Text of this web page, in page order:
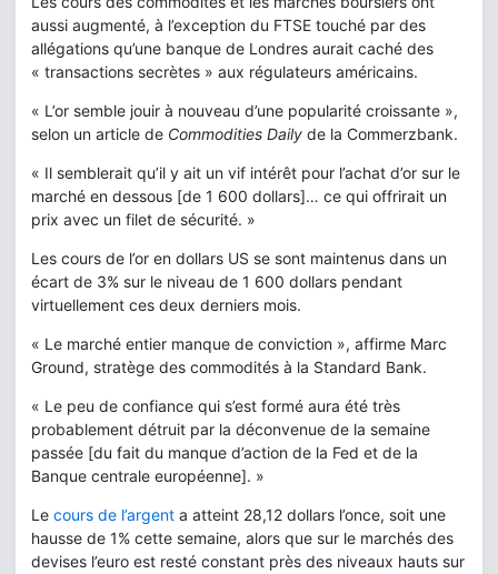
aussi augmenté, à l’exception du FTSE touché par des
allégations qu’une banque de Londres aurait caché des
« transactions secrètes » aux régulateurs américains.
« L’or semble jouir à nouveau d’une popularité croissante »,
selon un article de Commodities Daily de la Commerzbank.
« Il semblerait qu’il y ait un vif intérêt pour l’achat d’or sur le
marché en dessous [de 1 600 dollars]… ce qui offrirait un
prix avec un filet de sécurité. »
Les cours de l’or en dollars US se sont maintenus dans un
écart de 3% sur le niveau de 1 600 dollars pendant
virtuellement ces deux derniers mois.
« Le marché entier manque de conviction », affirme Marc
Ground, stratège des commodités à la Standard Bank.
« Le peu de confiance qui s’est formé aura été très
probablement détruit par la déconvenue de la semaine
passée [du fait du manque d’action de la Fed et de la
Banque centrale européenne]. »
Le cours de l’argent a atteint 28,12 dollars l’once, soit une
hausse de 1% cette semaine, alors que sur le marchés des
devises l’euro est resté constant près des niveaux hauts sur